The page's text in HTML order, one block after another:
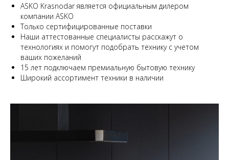
ASKO Krasnodar является официальным дилером
компании АSKO
Только сертифицированные поставки
Наши аттестованные специалисты расскажут о
технологиях и помогут подобрать технику с учетом
ваших пожеланий
15 лет подключаем премиальную бытовую технику
Широкий ассортимент техники в наличии